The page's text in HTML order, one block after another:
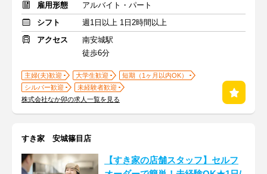
雇用形態
アルバイト・パート
シフト
週1日以上 1日2時間以上
アクセス
南安城駅
徒歩6分
主婦(夫)歓迎 大学生歓迎
短期（1ヶ月以内OK）
シルバー歓迎
未経験者歓迎
株式会社なか卯の求人一覧を見る
すき家 安城篠目店
【すき家の店舗スタッフ】セルフ